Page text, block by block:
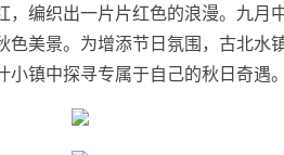
编织出一片片红色的浪漫。九月
美景。为增添节日氛围，古北水
镇中探寻专属于自己的秋日奇遇。